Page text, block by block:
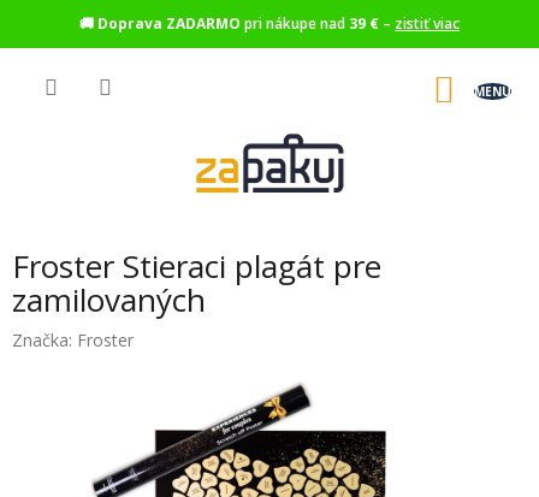
🚚 Doprava ZADARMO pri nákupe nad 39 € – zistiť viac
Froster Stieraci plagát pre
zamilovaných
Značka: Froster